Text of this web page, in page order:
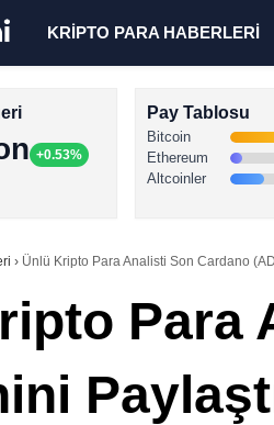
KRİPTO PARA HABERLERİ
+0.53%
Pay Tablosu
Bitcoin
Ethereum
Altcoinler
› Ünlü Kripto Para Analisti Son Cardano
Para